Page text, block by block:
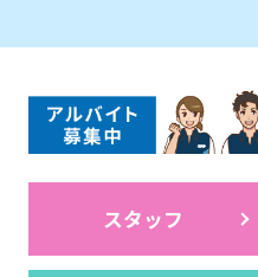
スタッフ